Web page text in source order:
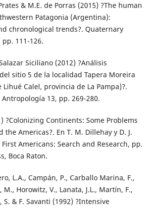
& M.E. de Porras (2015) ?The human
Patagonia (Argentina):
chronological trends?. Quaternary
111-126.
Siciliano (2012) ?Análisis
sitio 5 de la localidad Tapera Moreira
Calel, provincia de La Pampa)?.
13, pp. 269-280.
?Colonizing Continents: Some Problems
Americas?. En T. M. Dillehay y D. J.
Americans: Search and Research, pp.
Boca Raton.
L.A., Campán, P., Carballo Marina, F.,
M., Horowitz, V., Lanata, J.L., Martín, F.,
S. & F. Savanti (1992) ?Intensive